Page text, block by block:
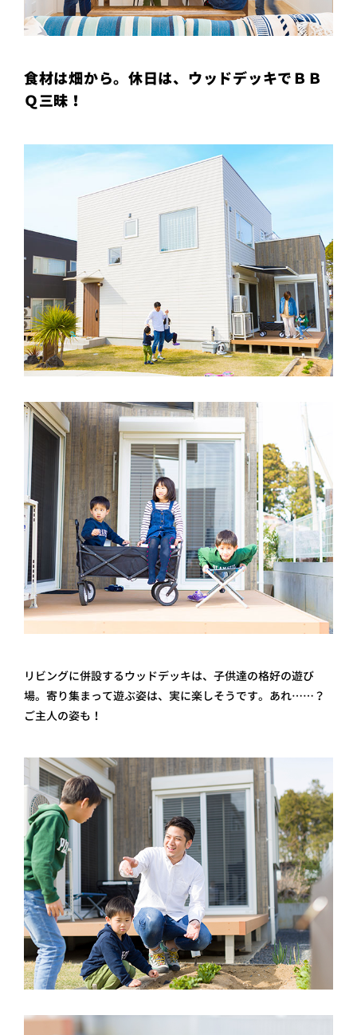
食材は畑から。休日は、ウッドデッキでＢＢ
Ｑ三昧！
リビングに併設するウッドデッキは、子供達の格好の遊び
場。寄り集まって遊ぶ姿は、実に楽しそうです。あれ……？
ご主人の姿も！